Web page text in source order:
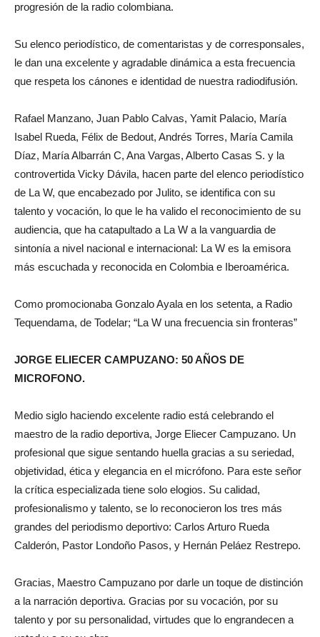
progresión de la radio colombiana.
Su elenco periodístico, de comentaristas y de corresponsales,
le dan una excelente y agradable dinámica a esta frecuencia
que respeta los cánones e identidad de nuestra radiodifusión.
Rafael Manzano, Juan Pablo Calvas, Yamit Palacio, María
Isabel Rueda, Félix de Bedout, Andrés Torres, María Camila
Díaz, María Albarrán C, Ana Vargas, Alberto Casas S. y la
controvertida Vicky Dávila, hacen parte del elenco periodístico
de La W, que encabezado por Julito, se identifica con su
talento y vocación, lo que le ha valido el reconocimiento de su
audiencia, que ha catapultado a La W a la vanguardia de
sintonía a nivel nacional e internacional: La W es la emisora
más escuchada y reconocida en Colombia e Iberoamérica.
Como promocionaba Gonzalo Ayala en los setenta, a Radio
Tequendama, de Todelar; “La W una frecuencia sin fronteras”
JORGE ELIECER CAMPUZANO: 50 AÑOS DE
MICROFONO.
Medio siglo haciendo excelente radio está celebrando el
maestro de la radio deportiva, Jorge Eliecer Campuzano. Un
profesional que sigue sentando huella gracias a su seriedad,
objetividad, ética y elegancia en el micrófono. Para este señor
la crítica especializada tiene solo elogios. Su calidad,
profesionalismo y talento, se lo reconocieron los tres más
grandes del periodismo deportivo: Carlos Arturo Rueda
Calderón, Pastor Londoño Pasos, y Hernán Peláez Restrepo.
Gracias, Maestro Campuzano por darle un toque de distinción
a la narración deportiva. Gracias por su vocación, por su
talento y por su personalidad, virtudes que lo engrandecen a